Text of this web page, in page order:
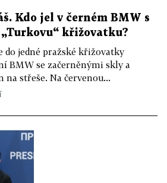
Kdo jel v černém BMW s
křižovatku?
do jedné pražské křižovatky
BMW se začerněnými skly a
střeše. Na červenou...